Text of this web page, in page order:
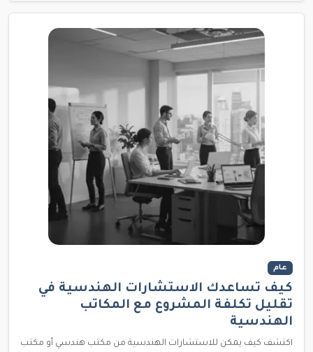
عام
كيف تساعدك الاستشارات الهندسية في
تقليل تكلفة المشروع مع المكاتب
الهندسية
اكتشف كيف يمكن للاستشارات الهندسية من مكتب هندسي أو مكتب